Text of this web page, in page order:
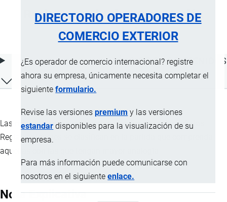
DIRECTORIO OPERADORES DE
COMERCIO EXTERIOR
¿Es operador de comercio internacional? registre
ahora su empresa, únicamente necesita completar el
siguienteformulario.
Revise las versionespremium y las versiones
estandar disponibles para la visualización de su
empresa.
Para más información puede comunicarse con
nosotros en el siguienteenlace.
Regla General 4 de Interpretación
Arancelaria
ÍNDICE DE CONTENIDOS
Las mercancías que no puedan clasificarse aplicando las
Reglas anteriores se clasifican en la partida que comprenda
aquellas con las que tengan mayor analogía.
Nota Explicativa